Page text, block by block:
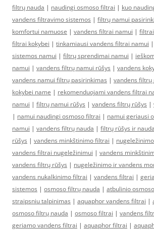
filtrų nauda | naudingi osmoso filtrai | kuo
vandens filtravimo sistemos | filtrų namui
komfortui namuose | vandens filtrai namui |
filtrai kokybei | tinkamiausi vandens filtrai namui |
sistemos namui | filtrų sprendimai namui |
namui | vandens filtrų namui rūšys | vandens
vandens namui filtrų pasirinkimas | vandens filtrų
kokybei name | rekomenduojami vandens filtrai
namui | filtrų namui rūšys | vandens filtrų rūšys |
| namui naudingi osmoso filtrai | namui geriausi
namui | vandens filtrų nauda | filtrų rūšys ir nauda
rūšys | vandens minkštinimo filtrai |
vandens filtrai nugeležinimui | vandens
vandens filtrų rūšys | nugeležinimo ir vandens
vandens nukalkinimo filtrai | vandens filtrai |
sistemos | osmoso filtrų nauda | atbulinio
straipsniu talpinimas | aquaphor vandens filtrai |
osmoso filtrų nauda | osmoso filtrai | vandens
geriamo vandens filtrai | aquaphor filtrai |